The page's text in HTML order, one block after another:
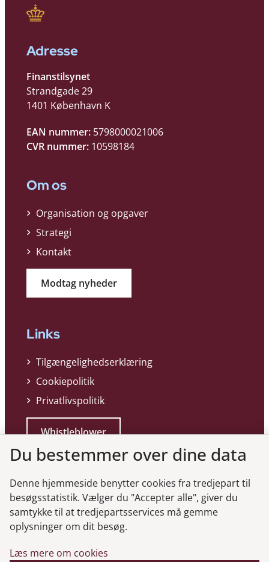
Adresse
Finanstilsynet
Strandgade 29
1401 København K
EAN nummer: 5798000021006
CVR nummer: 10598184
Om os
Organisation og opgaver
Strategi
Kontakt
Modtag nyheder
Links
Tilgængelighedserklæring
Cookiepolitik
Privatlivspolitik
Whistleblower
Genveje
Gå til virksomhedsregisteret
Du bestemmer over dine data
Denne hjemmeside benytter cookies fra tredjepart til
besøgsstatistik. Vælger du "Accepter alle", giver du
samtykke til at tredjepartsservices må gemme
oplysninger om dit besøg.
Læs mere om cookies